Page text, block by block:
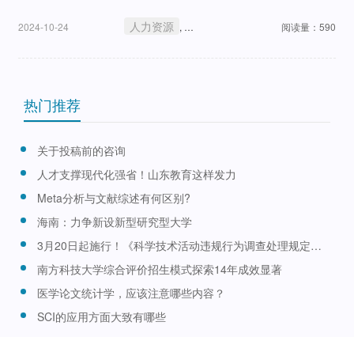
就业创业。
2024-10-24 人力资源 , 就业政策 阅读量：590
热门推荐
关于投稿前的咨询
人才支撑现代化强省！山东教育这样发力
Meta分析与文献综述有何区别?
海南：力争新设新型研究型大学
3月20日起施行！《科学技术活动违规行为调查处理规定》公布
南方科技大学综合评价招生模式探索14年成效显著
医学论文统计学，应该注意哪些内容？
SCI的应用方面大致有哪些